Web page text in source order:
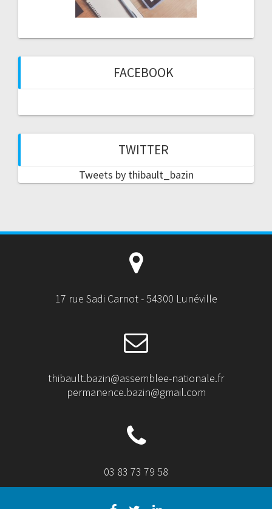
FACEBOOK
TWITTER
Tweets by thibault_bazin
17 rue Sadi Carnot - 54300 Lunéville
thibault.bazin@assemblee-nationale.fr
permanence.bazin@gmail.com
03 83 73 79 58